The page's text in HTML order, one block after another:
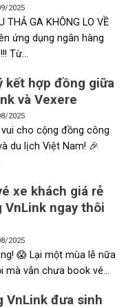
2025
THẢ GA KHÔNG LO VỀ
ứng dụng ngân hàng
Từ...
kết hợp đồng giữa
và Vexere
2025
vui cho cộng đồng công
du lịch Việt Nam! 🎉
xe khách giá rẻ
VnLink ngay thôi
2025
😱 Lại một mùa lễ nữa
mà vẫn chưa book vé...
VnLink đưa sinh